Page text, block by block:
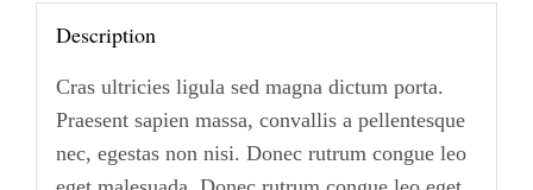
Description
Cras ultricies ligula sed magna dictum porta.
Praesent sapien massa, convallis a pellentesque
nec, egestas non nisi. Donec rutrum congue leo